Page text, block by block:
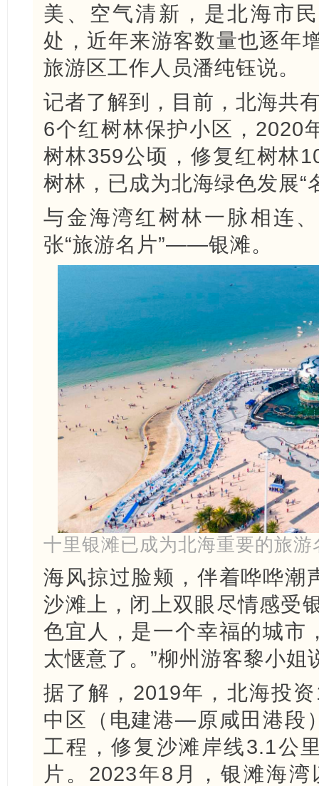
美、空气清新，是北海市
处，近年来游客数量也逐年
旅游区工作人员潘纯钰说。
记者了解到，目前，北海共
6个红树林保护小区，2020
树林359公顷，修复红树林
树林，已成为北海绿色发展“
与金海湾红树林一脉相连
张“旅游名片”——银滩。
十里银滩已成为北海重要的旅
海风掠过脸颊，伴着哗哗潮
沙滩上，闭上双眼尽情感受
色宜人，是一个幸福的城市
太惬意了。”柳州游客黎小姐
据了解，2019年，北海投
中区（电建港—原咸田港段
工程，修复沙滩岸线3.1公
片。2023年8月，银滩海